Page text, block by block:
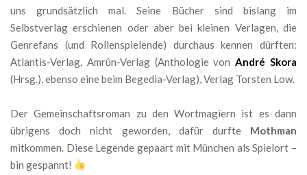
uns grundsätzlich mal. Seine Bücher sind bislang im
Selbstverlag erschienen oder aber bei kleinen Verlagen, die
Genrefans (und Rollenspielende) durchaus kennen dürften:
Atlantis-Verlag, Amrûn-Verlag (Anthologie von André Skora
(Hrsg.), ebenso eine beim Begedia-Verlag), Verlag Torsten Low.
Der Gemeinschaftsroman zu den Wortmagiern ist es dann
übrigens doch nicht geworden, dafür durfte Mothman
mitkommen. Diese Legende gepaart mit München als Spielort –
bin gespannt!